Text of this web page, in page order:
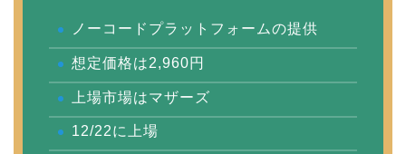
ノーコードプラットフォームの提供
想定価格は2,960円
上場市場はマザーズ
12/22に上場